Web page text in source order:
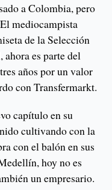
a Colombia, pero
mediocampista
de la Selección
es parte del
años por un valor
con Transfermarkt.
capítulo en su
cultivando con la
con el balón en sus
hoy no es
un empresario.